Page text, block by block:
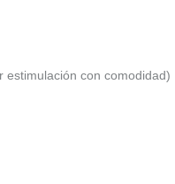
estimulación con comodidad)